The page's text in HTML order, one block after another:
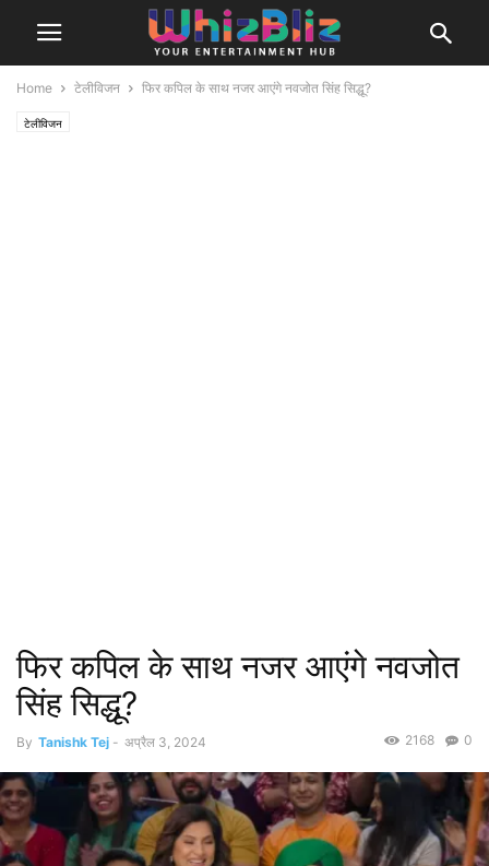
Home टेलीविजन फिर कपिल के साथ नजर आएंगे नवजोत सिंह सिद्धू?
टेलीविजन
फिर कपिल के साथ नजर आएंगे नवजोत
सिंह सिद्धू?
By Tanishk Tej - अप्रैल 3, 2024 0
2168